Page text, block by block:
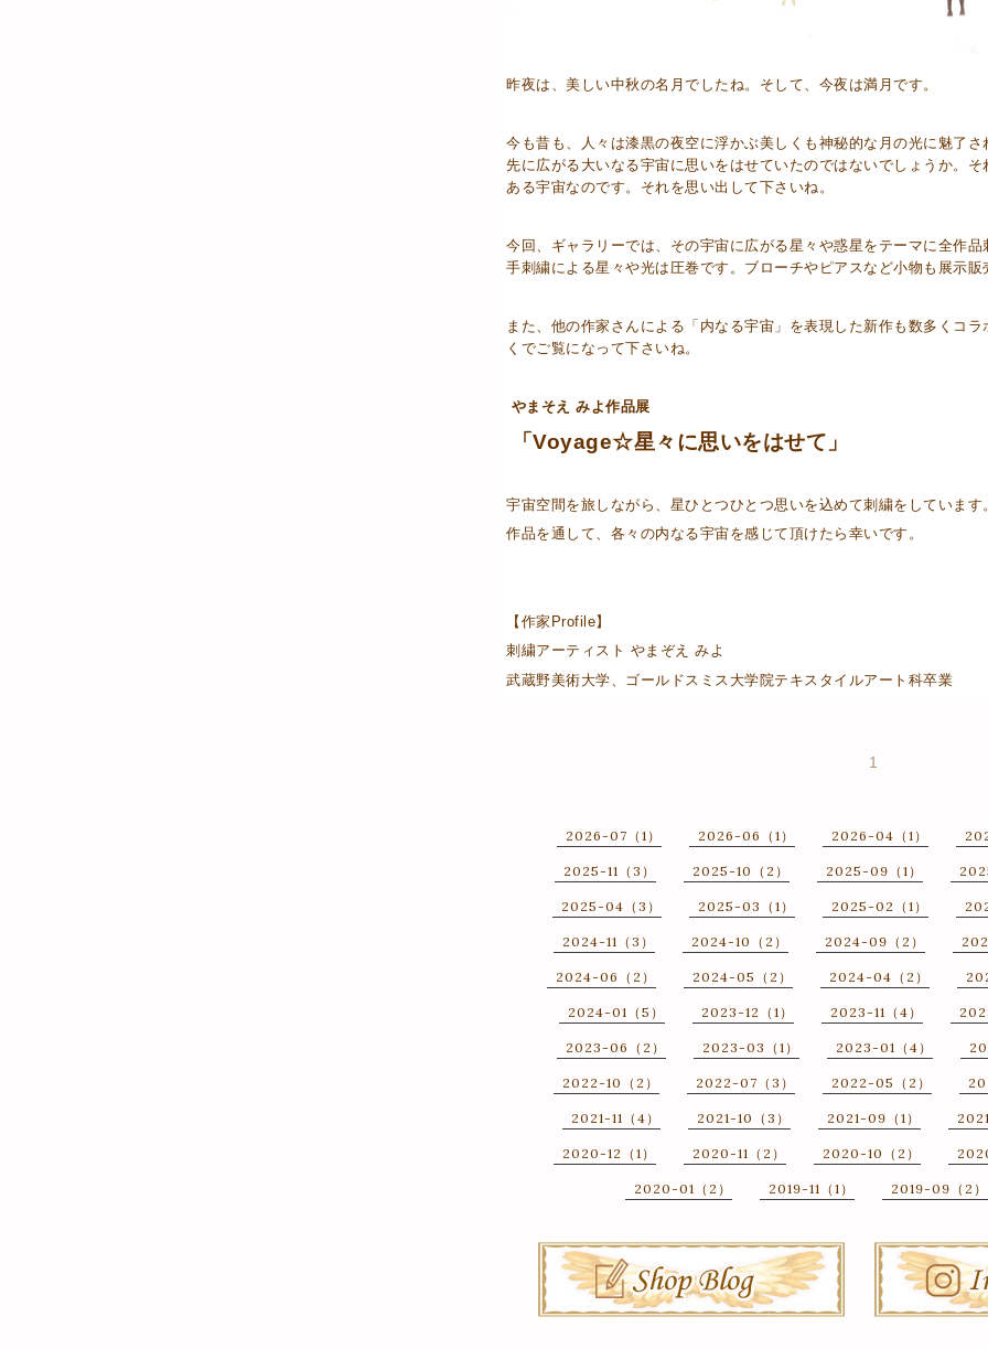
昨夜は、美しい中秋の名月でしたね。そして、今夜は満月です。
今も昔も、人々は漆黒の夜空に浮かぶ美しくも神秘的な月の光に魅了
先に広がる大いなる宇宙に思いをはせていたのではないでしょうか。
ある宇宙なのです。それを思い出して下さいね。
今回、ギャラリーでは、その宇宙に広がる星々や惑星をテーマに全作
手刺繍による星々や光は圧巻です。ブローチやピアスなど小物も展示販
また、他の作家さんによる「内なる宇宙」を表現した新作も数多くコ
くでご覧になって下さいね。
やまそえ みよ作品展
「Voyage☆星々に思いをはせて」
宇宙空間を旅しながら、星ひとつひとつ思いを込めて刺繍をしています
作品を通して、各々の内なる宇宙を感じて頂けたら幸いです。
【作家Profile】
刺繍アーティスト やまぞえ みよ
武蔵野美術大学、ゴールドスミス大学院テキスタイルアート科卒業
1
2026-07（1） 2026-06（1） 2026-04（1）
2025-11（3） 2025-10（2） 2025-09（1）
2025-04（3） 2025-03（1） 2025-02（1）
2024-11（3） 2024-10（2） 2024-09（2）
2024-06（2） 2024-05（2） 2024-04（2）
2024-01（5） 2023-12（1） 2023-11（4）
2023-06（2） 2023-03（1） 2023-01（4）
2022-10（2） 2022-07（3） 2022-05（2）
2021-11（4） 2021-10（3） 2021-09（1）
2020-12（1） 2020-11（2） 2020-10（2）
2020-01（2） 2019-11（1） 2019-09（2）